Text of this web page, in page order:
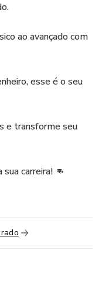
ao avançado com
esse é o seu
e transforme seu
carreira! 👊